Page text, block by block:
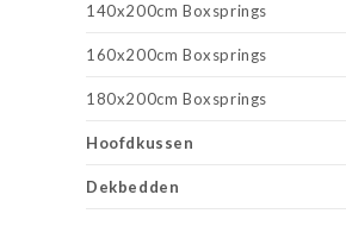
140x200cm Boxsprings
160x200cm Boxsprings
180x200cm Boxsprings
Hoofdkussen
Dekbedden